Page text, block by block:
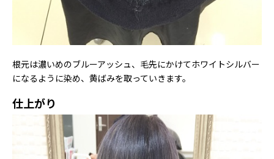
根元は濃いめのブルーアッシュ、毛先にかけてホワイトシルバー
になるように染め、黄ばみを取っていきます。
仕上がり